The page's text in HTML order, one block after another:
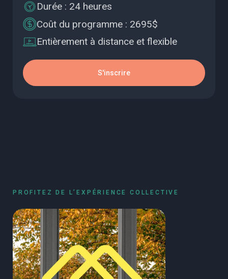
Durée : 24 heures
Coût du programme : 2695$
Entièrement à distance et flexible
S'inscrire
PROFITEZ DE L’EXPÉRIENCE COLLECTIVE